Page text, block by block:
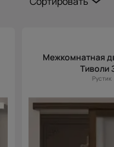
Цена (убыв.)
Cначала
Межкомнатная
Тиволи
Рустик